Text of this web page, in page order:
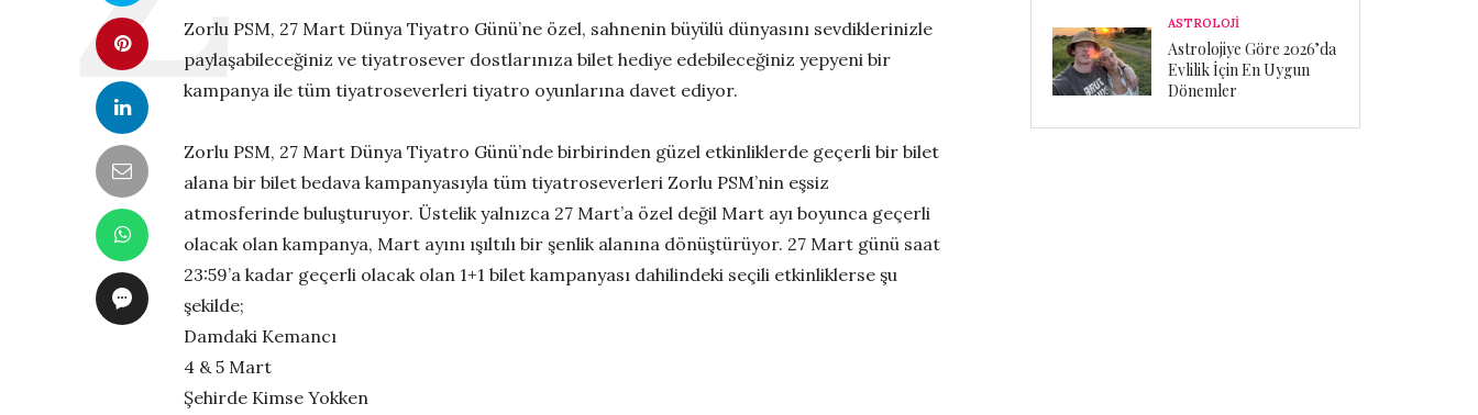
Zorlu PSM, 27 Mart Dünya Tiyatro Günü’ne özel, sahnenin büyülü dünyasını sevdiklerinizle
paylaşabileceğiniz ve tiyatrosever dostlarınıza bilet hediye edebileceğiniz yepyeni bir
kampanya ile tüm tiyatroseverleri tiyatro oyunlarına davet ediyor.
Zorlu PSM, 27 Mart Dünya Tiyatro Günü’nde birbirinden güzel etkinliklerde geçerli bir bilet
alana bir bilet bedava kampanyasıyla tüm tiyatroseverleri Zorlu PSM’nin eşsiz
atmosferinde buluşturuyor. Üstelik yalnızca 27 Mart’a özel değil Mart ayı boyunca geçerli
olacak olan kampanya, Mart ayını ışıltılı bir şenlik alanına dönüştürüyor. 27 Mart günü saat
23:59’a kadar geçerli olacak olan 1+1 bilet kampanyası dahilindeki seçili etkinliklerse şu
şekilde;
Damdaki Kemancı
4 & 5 Mart
Şehirde Kimse Yokken
ASTROLOJİ
Astrolojiye Göre 2026’da
Evlilik İçin En Uygun
Dönemler